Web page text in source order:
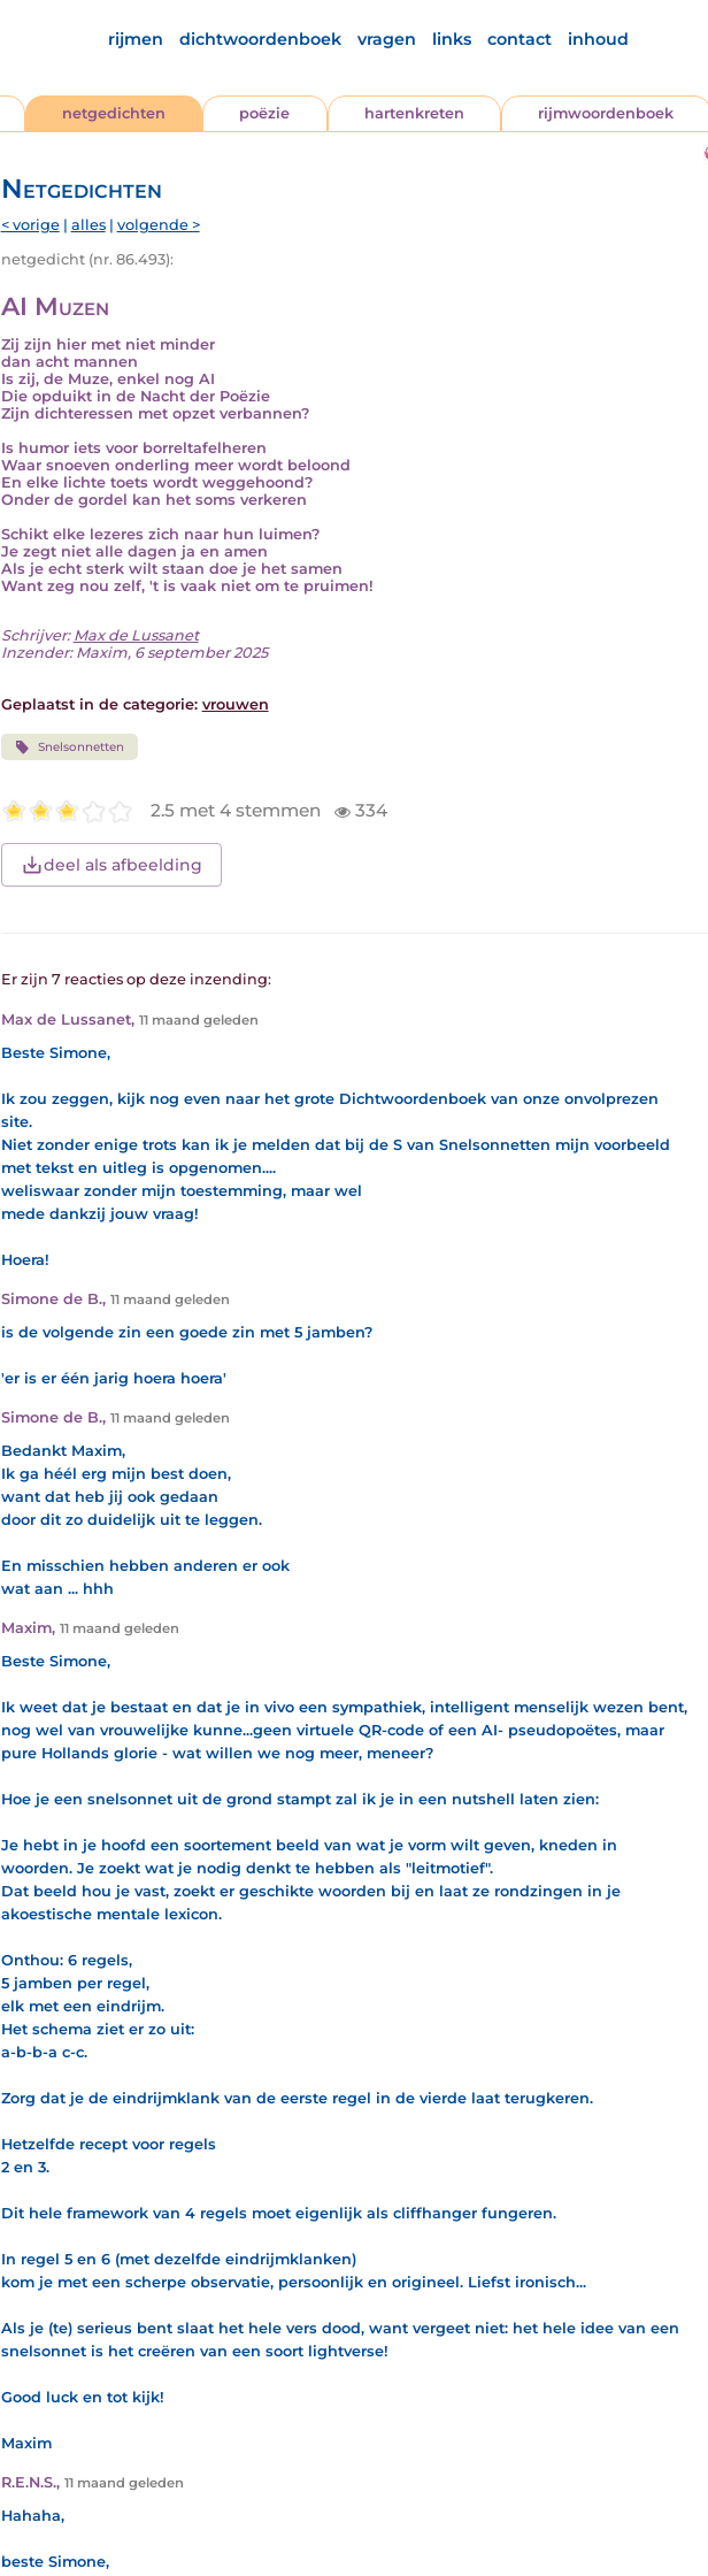
rijmen dichtwoordenboek vragen links contact inhoud
netgedichten poëzie hartenkreten rijmwoordenboek
Netgedichten
< vorige| alles| volgende >
netgedicht (nr. 86.493):
AI Muzen
Zij zijn hier met niet minder
dan acht mannen
Is zij, de Muze, enkel nog AI
Die opduikt in de Nacht der Poëzie
Zijn dichteressen met opzet verbannen?
Is humor iets voor borreltafelheren
Waar snoeven onderling meer wordt beloond
En elke lichte toets wordt weggehoond?
Onder de gordel kan het soms verkeren
Schikt elke lezeres zich naar hun luimen?
Je zegt niet alle dagen ja en amen
Als je echt sterk wilt staan doe je het samen
Want zeg nou zelf, 't is vaak niet om te pruimen!
Schrijver: Max de Lussanet
Inzender: Maxim, 6 september 2025
Geplaatst in de categorie: vrouwen
Snelsonnetten
2.5 met 4 stemmen 334
deel als afbeelding
Er zijn 7 reacties op deze inzending:
Max de Lussanet, 11 maand geleden
Beste Simone,
Ik zou zeggen, kijk nog even naar het grote Dichtwoordenboek van onze onvolprezen
site.
Niet zonder enige trots kan ik je melden dat bij de S van Snelsonnetten mijn voorbeeld
met tekst en uitleg is opgenomen....
weliswaar zonder mijn toestemming, maar wel
mede dankzij jouw vraag!
Hoera!
Simone de B., 11 maand geleden
is de volgende zin een goede zin met 5 jamben?
'er is er één jarig hoera hoera'
Simone de B., 11 maand geleden
Bedankt Maxim,
Ik ga héél erg mijn best doen,
want dat heb jij ook gedaan
door dit zo duidelijk uit te leggen.
En misschien hebben anderen er ook
wat aan ... hhh
Maxim, 11 maand geleden
Beste Simone,
Ik weet dat je bestaat en dat je in vivo een sympathiek, intelligent menselijk wezen bent,
nog wel van vrouwelijke kunne...geen virtuele QR-code of een AI- pseudopoëtes, maar
pure Hollands glorie - wat willen we nog meer, meneer?
Hoe je een snelsonnet uit de grond stampt zal ik je in een nutshell laten zien:
Je hebt in je hoofd een soortement beeld van wat je vorm wilt geven, kneden in
woorden. Je zoekt wat je nodig denkt te hebben als "leitmotief".
Dat beeld hou je vast, zoekt er geschikte woorden bij en laat ze rondzingen in je
akoestische mentale lexicon.
Onthou: 6 regels,
5 jamben per regel,
elk met een eindrijm.
Het schema ziet er zo uit:
a-b-b-a c-c.
Zorg dat je de eindrijmklank van de eerste regel in de vierde laat terugkeren.
Hetzelfde recept voor regels
2 en 3.
Dit hele framework van 4 regels moet eigenlijk als cliffhanger fungeren.
In regel 5 en 6 (met dezelfde eindrijmklanken)
kom je met een scherpe observatie, persoonlijk en origineel. Liefst ironisch...
Als je (te) serieus bent slaat het hele vers dood, want vergeet niet: het hele idee van een
snelsonnet is het creëren van een soort lightverse!
Good luck en tot kijk!
Maxim
R.E.N.S., 11 maand geleden
Hahaha,
beste Simone,